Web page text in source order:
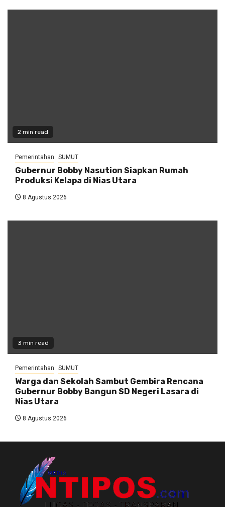
2 min read
Pemerintahan SUMUT
Gubernur Bobby Nasution Siapkan Rumah
Produksi Kelapa di Nias Utara
8 Agustus 2026
3 min read
Pemerintahan SUMUT
Warga dan Sekolah Sambut Gembira Rencana
Gubernur Bobby Bangun SD Negeri Lasara di
Nias Utara
8 Agustus 2026